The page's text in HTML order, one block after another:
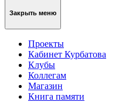
Закрыть меню
Проекты
Кабинет Курбатова
Клубы
Коллегам
Магазин
Книга памяти